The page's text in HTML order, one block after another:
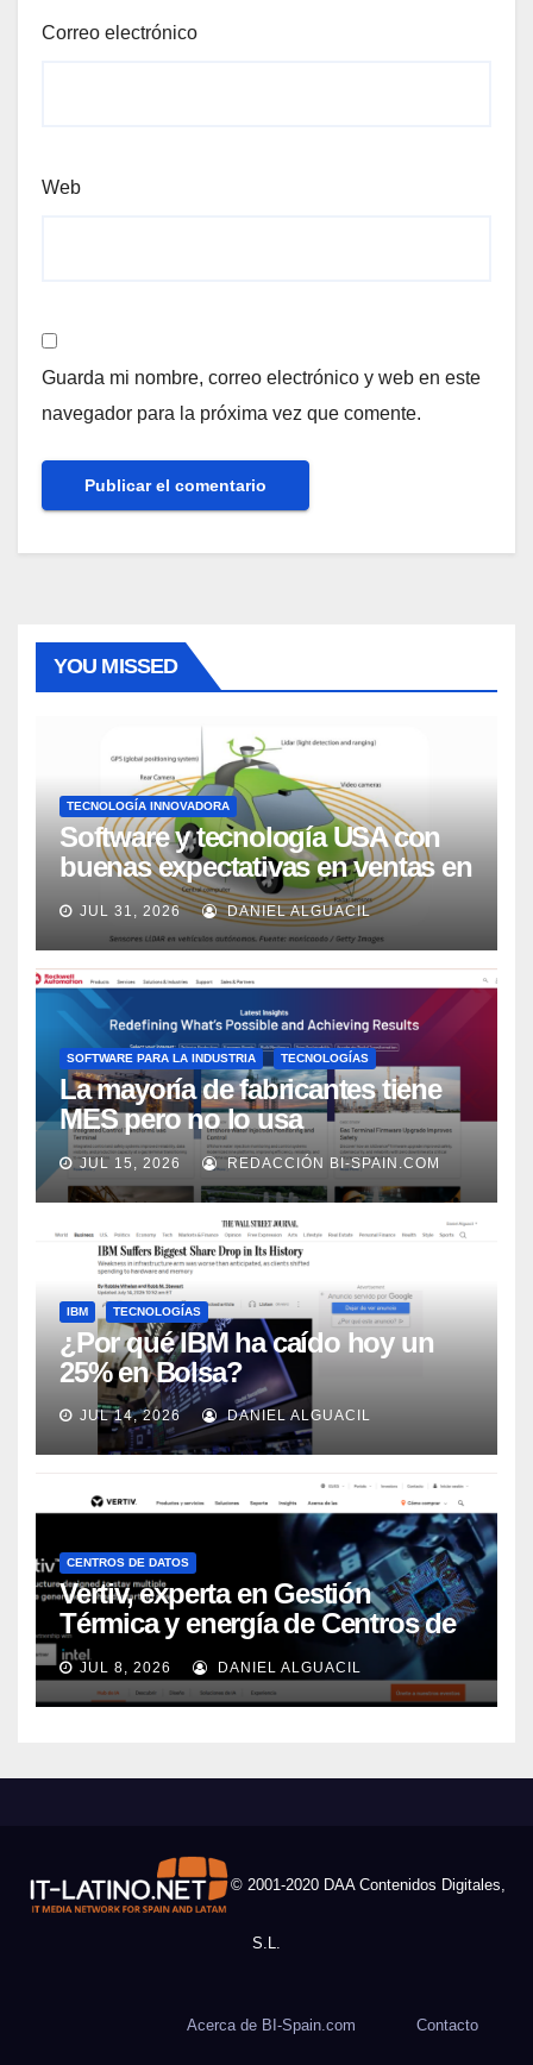
Correo electrónico
Web
Guarda mi nombre, correo electrónico y web en este
navegador para la próxima vez que comente.
YOU MISSED
TECNOLOGÍA INNOVADORA
Software y tecnología USA con
buenas expectativas en ventas en
los próximos 2 años, según
Market Watch
JUL 31, 2026 DANIEL ALGUACIL
SOFTWARE PARA LA INDUSTRIA TECNOLOGÍAS
La mayoría de fabricantes tiene
MES pero no lo usa
adecuadamente, según Rockwell
Automation
JUL 15, 2026 REDACCIÓN BI-SPAIN.COM
IBM TECNOLOGÍAS
¿Por qué IBM ha caído hoy un
25% en Bolsa?
JUL 14, 2026 DANIEL ALGUACIL
CENTROS DE DATOS
Vertiv, experta en Gestión
Térmica y energía de Centros de
Datos, sigue su crecimiento
imparable
JUL 8, 2026 DANIEL ALGUACIL
© 2001-2020 DAA Contenidos Digitales,
S.L.
Acerca de BI-Spain.com Contacto